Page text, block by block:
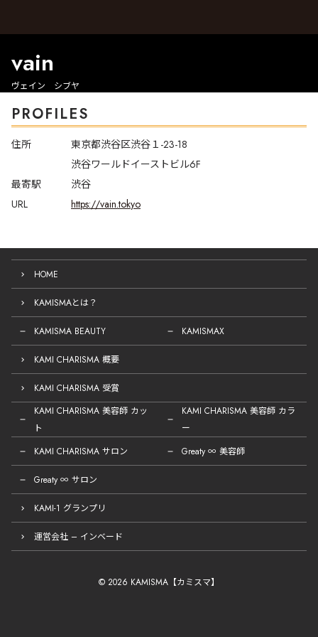
vain
ヴェイン シブヤ
PROFILES
住所
東京都渋谷区渋谷１-23-18
渋谷ワールドイーストビル6F
最寄駅
渋谷
URL
https://vain.tokyo
HOME
KAMISMAとは？
KAMISMA BEAUTY KAMISMAX
KAMI CHARISMA 概要
KAMI CHARISMA 受賞
KAMI CHARISMA 美容師 カッ
ト
KAMI CHARISMA 美容師 カラ
ー
KAMI CHARISMA サロン
Greaty ∞ 美容師
Greaty ∞ サロン
KAMI-1 グランプリ
運営会社 – インベード
© 2026 KAMISMA【カミスマ】